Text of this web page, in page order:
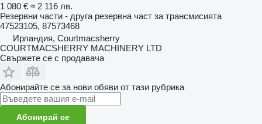
1 080 € ≈ 2 116 лв.
Резервни части - друга резервна част за трансмисията
47523105, 87573468
Ирландия, Courtmacsherry
COURTMACSHERRY MACHINERY LTD
Свържете се с продавача
Абонирайте се за нови обяви от тази рубрика
Абонирай се